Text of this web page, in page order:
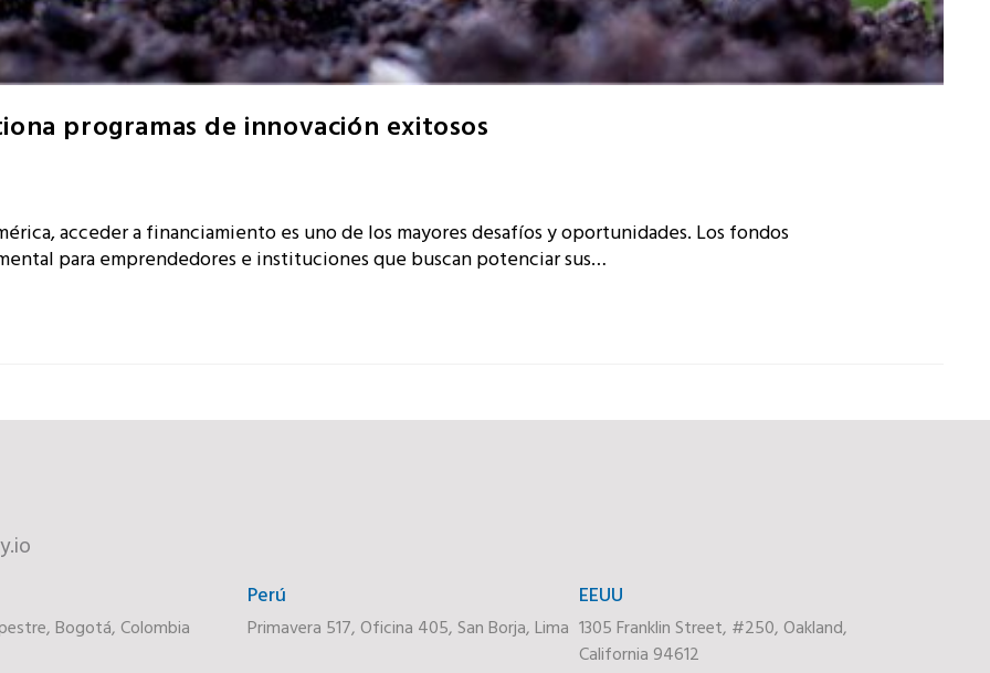
programas de innovación exitosos
acceder a financiamiento es uno de los mayores desafíos y oportunidades. Los fondos
para emprendedores e instituciones que buscan potenciar sus…
Bogotá, Colombia
Perú
Primavera 517, Oficina 405, San Borja, Lima
EEUU
1305 Franklin Street, #250, Oakland,
California 94612